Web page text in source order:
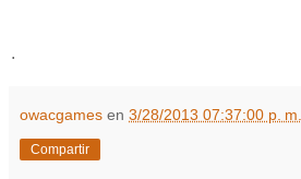
.
owacgames en 3/28/2013 07:37:00 p. m.
Compartir